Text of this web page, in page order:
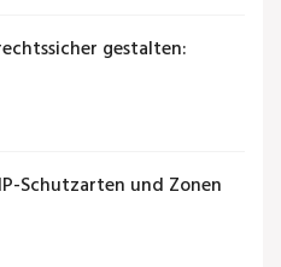
gestalten:
Schutzarten und Zonen